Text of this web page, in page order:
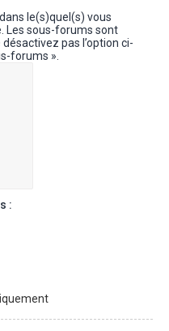
le(s)quel(s) vous
Les sous-forums sont
pas l’option ci-
forums ».
: